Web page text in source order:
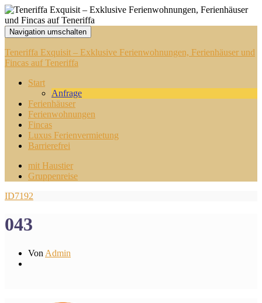
Navigation umschalten
Teneriffa Exquisit – Exklusive Ferienwohnungen, Ferienhäuser und
Fincas auf Teneriffa
Start
Anfrage
Ferienhäuser
Ferienwohnungen
Fincas
Luxus Ferienvermietung
Barrierefrei
mit Haustier
Gruppenreise
ID7192
043
Von Admin